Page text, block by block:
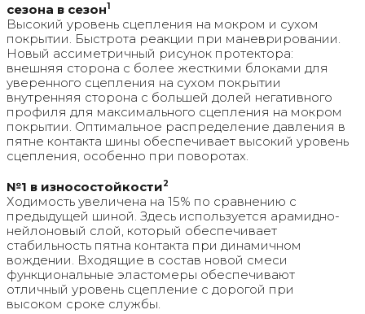
сезона в сезон1
Высокий уровень сцепления на мокром и сухом
покрытии. Быстрота реакции при маневрировании.
Новый ассиметричный рисунок протектора:
внешняя сторона с более жесткими блоками для
уверенного сцепления на сухом покрытии
внутренняя сторона с большей долей негативного
профиля для максимального сцепления на мокром
покрытии. Оптимальное распределение давления в
пятне контакта шины обеспечивает высокий уровень
сцепления, особенно при поворотах.
№1 в износостойкости2
Ходимость увеличена на 15% по сравнению с
предыдущей шиной. Здесь используется арамидно-
нейлоновый слой, который обеспечивает
стабильность пятна контакта при динамичном
вождении. Входящие в состав новой смеси
функциональные эластомеры обеспечивают
отличный уровень сцепление с дорогой при
высоком сроке службы.